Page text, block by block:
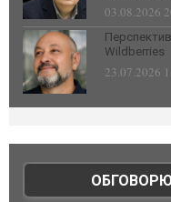
03.08.2026
Wildberries
23.07.2026